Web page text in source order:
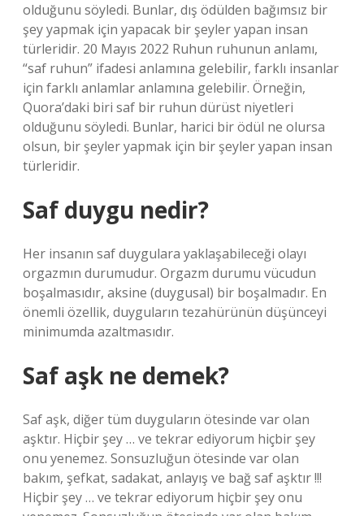
olduğunu söyledi. Bunlar, dış ödülden bağımsız bir
şey yapmak için yapacak bir şeyler yapan insan
türleridir. 20 Mayıs 2022 Ruhun ruhunun anlamı,
“saf ruhun” ifadesi anlamına gelebilir, farklı insanlar
için farklı anlamlar anlamına gelebilir. Örneğin,
Quora’daki biri saf bir ruhun dürüst niyetleri
olduğunu söyledi. Bunlar, harici bir ödül ne olursa
olsun, bir şeyler yapmak için bir şeyler yapan insan
türleridir.
Saf duygu nedir?
Her insanın saf duygulara yaklaşabileceği olayı
orgazmın durumudur. Orgazm durumu vücudun
boşalmasıdır, aksine (duygusal) bir boşalmadır. En
önemli özellik, duyguların tezahürünün düşünceyi
minimumda azaltmasıdır.
Saf aşk ne demek?
Saf aşk, diğer tüm duyguların ötesinde var olan
aşktır. Hiçbir şey … ve tekrar ediyorum hiçbir şey
onu yenemez. Sonsuzluğun ötesinde var olan
bakım, şefkat, sadakat, anlayış ve bağ saf aşktır !!!
Hiçbir şey … ve tekrar ediyorum hiçbir şey onu